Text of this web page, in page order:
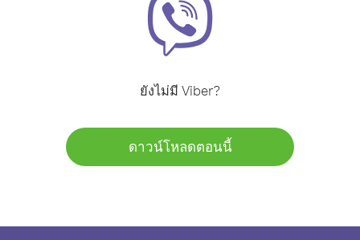
ยังไม่มี Viber?
ดาวน์โหลดตอนนี้